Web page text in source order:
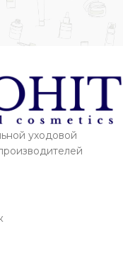
уходовой